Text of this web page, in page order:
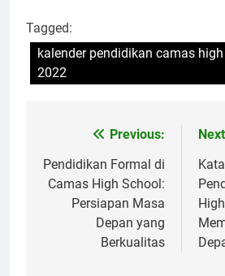
Tagged:
kalender pendidikan camas
2022
Navigasi
pos
Previous:
Pendidikan Formal di
Camas High School:
Persiapan Masa
Depan yang
Berkualitas